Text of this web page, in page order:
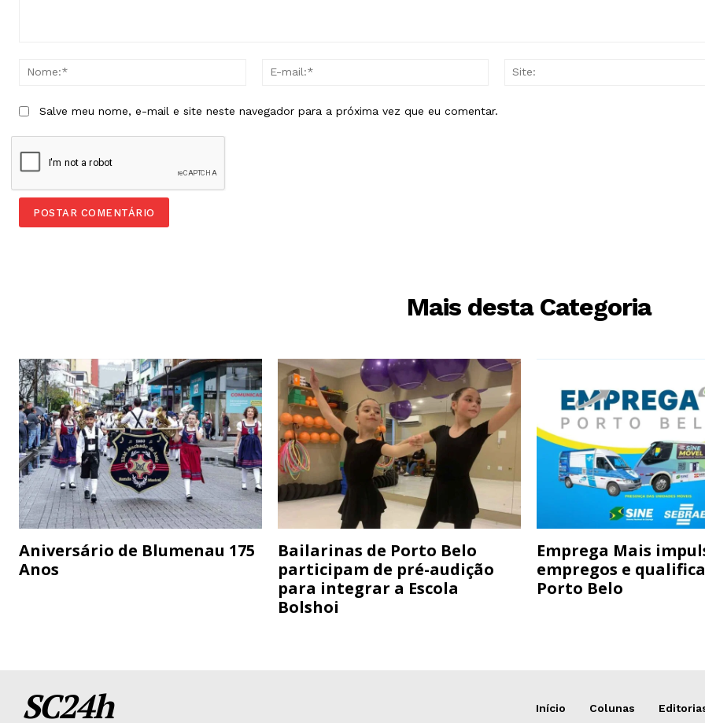
Nome:*
Salve meu nome, e-mail e site neste navegador para a próxima vez que eu comentar.
Mais desta Categoria
Aniversário de Blumenau 175
Anos
Bailarinas de Porto Belo
participam de pré-audição
para integrar a Escola
Bolshoi
Emprega Mais
empregos e
Porto Belo
SC24h Início Colunas